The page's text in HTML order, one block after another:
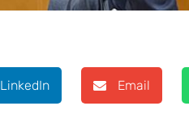
LinkedIn Email